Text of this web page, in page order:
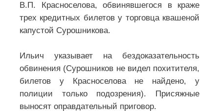
В.П. Красноселова, обвинявшегося в краже
трех кредитных билетов у торговца квашеной
капустой Сурошникова.
Ильич указывает на бездоказательность
обвинения (Сурошников не видел похитителя,
билетов у Красноселова не найдено, у
полиции только подозрения). Присяжные
выносят оправдательный приговор.